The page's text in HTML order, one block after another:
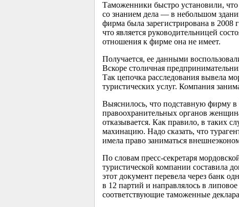
Таможенники быстро установили,
со знанием дела — в небольшом
фирма была зарегистрирована в 2008
что является руководительницей
отношения к фирме она не имеет.
Получается, ее данными
Вскоре столичная
Так цепочка расследования вывела
туристических услуг. Компания
Выяснилось, что подставную фирму в
правоохранительных органов
отказывается. Как правило, в таких
махинацию. Надо сказать, что
имела право заниматься
По словам пресс-секретаря
туристической компании составила
этот документ перевела через банк
в 12 партий и направлялось в
соответствующие таможенные